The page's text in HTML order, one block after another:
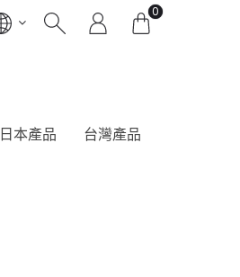
0
日本產品
台灣產品